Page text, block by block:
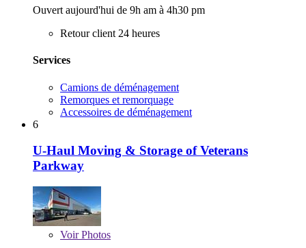
Ouvert aujourd'hui de 9h am à 4h30 pm
Retour client 24 heures
Services
Camions de déménagement
Remorques et remorquage
Accessoires de déménagement
6
U-Haul Moving & Storage of Veterans
Parkway
VoirPhotos